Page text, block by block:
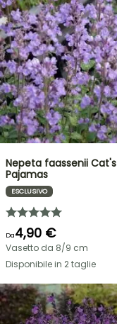
Nepeta faassenii Cat's
Pajamas
ESCLUSIVO
Da4,90 €
Vasetto da 8/9 cm
Disponibile in 2 taglie